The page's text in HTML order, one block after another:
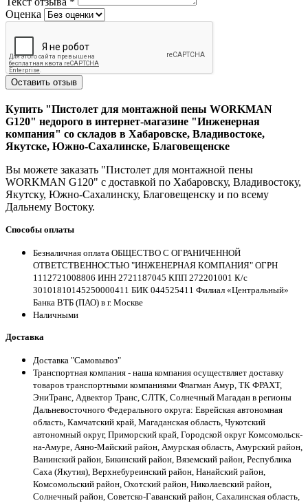
Оценка
Оставить отзыв
Купить "Пистолет для монтажной пены WORKMAN
G120" недорого в интернет-магазине "Инженерная
компания" со складов в Хабаровске, Владивостоке,
Якутске, Южно-Сахалинске, Благовещенске
Вы можете заказать "Пистолет для монтажной пены
WORKMAN G120" с доставкой по Хабаровску, Владивостоку,
Якутску, Южно-Сахалинску, Благовещенску и по всему
Дальнему Востоку.
Способы оплаты
Безналичная оплата ОБЩЕСТВО С ОГРАНИЧЕННОЙ
ОТВЕТСТВЕННОСТЬЮ "ИНЖЕНЕРНАЯ КОМПАНИЯ" ОГРН
1112721008806 ИНН 2721187045 КПП 272201001 К/с
30101810145250000411 БИК 044525411 Филиал «Центральный»
Банка ВТБ (ПАО) в г. Москве
Наличными
Доставка
Доставка "Самовывоз"
Транспортная компания - наша компания осуществляет доставку
товаров транспортными компаниями Флагман Амур, ТК ФРАХТ,
ЭниТранс, Адвектор Транс, СЛТК, Солнечный Магадан в регионы
Дальневосточного Федерального округа: Еврейская автономная
область, Камчатский край, Магаданская область, Чукотский
автономный округ, Приморский край, Городской округ Комсомольск-
на-Амуре, Аяно-Майский район, Амурская область, Амурский район,
Ванинский район, Бикинский район, Вяземский район, Республика
Саха (Якутия), Верхнебуреинский район, Нанайский район,
Комсомольский район, Охотский район, Николаевский район,
Солнечный район, Советско-Гаванский район, Сахалинская область,